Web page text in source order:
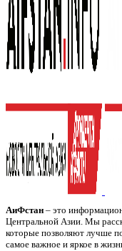
АиФстан – это
Центральной Азии. Мы
которые позволяют лучше
самое важное и яркое в